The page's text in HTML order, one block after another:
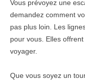
Vous prévoyez une
demandez comment
pas plus loin. Les
pour vous. Elles
voyager.
Que vous soyez un